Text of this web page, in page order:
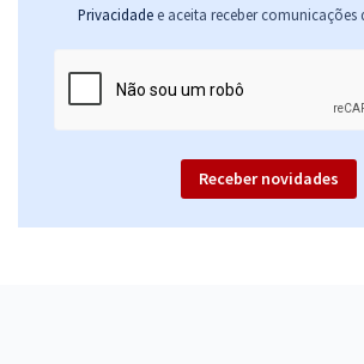
Privacidade e aceita receber comunicações
Receber novidades